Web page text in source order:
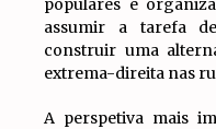
populares e
assumir a tarefa
construir uma
extrema-direita nas
A perspetiva mais